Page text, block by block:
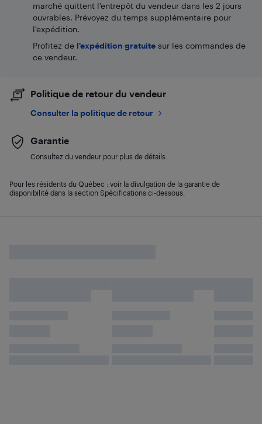
marché quittent l’entrepôt du vendeur dans les 2 jours
ouvrables. Prévoyez du temps supplémentaire pour
l’expédition.
Profitez de l'expédition gratuite sur les commandes de
ce vendeur.
Politique de retour du vendeur
Consulter la politique de retour
Garantie
Consultez du vendeur pour plus de détails.
Pour les résidents du Québec : voir la divulgation de la garantie de
disponibilité dans la section Spécifications ci-dessous.